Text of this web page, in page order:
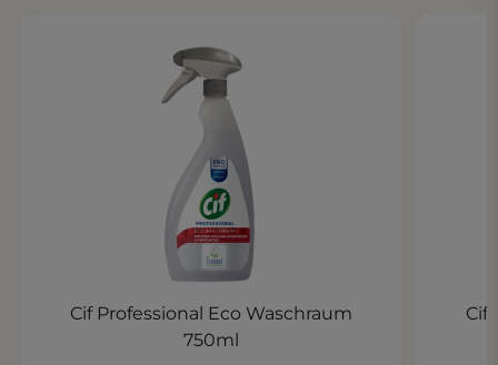
Cif Professional Eco Waschraum
750ml
Cif